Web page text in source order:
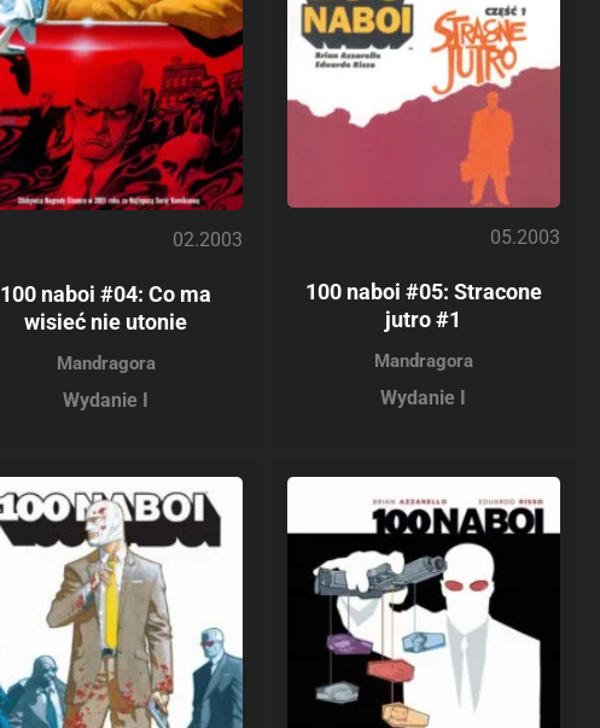
02.2003
100 naboi #04: Co ma
wisieć nie utonie
Mandragora
Wydanie I
05.2003
100 naboi #05: Stracone
jutro #1
Mandragora
Wydanie I